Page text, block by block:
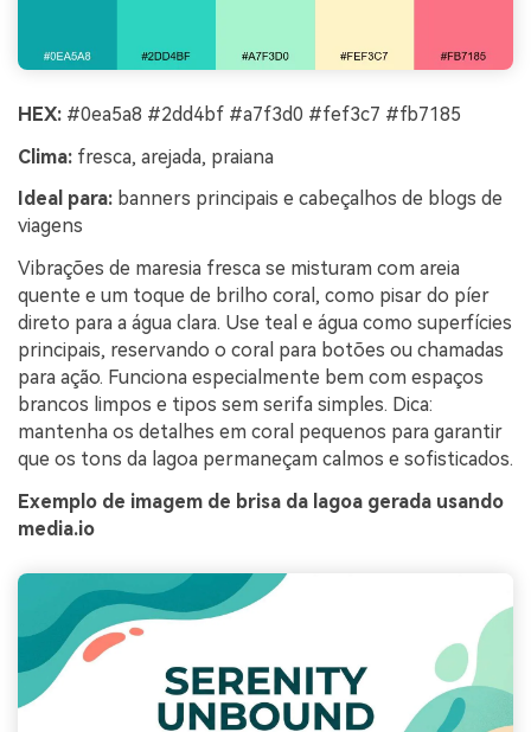
HEX: #0ea5a8 #2dd4bf #a7f3d0 #fef3c7 #fb7185
Clima: fresca, arejada, praiana
Ideal para: banners principais e cabeçalhos de blogs de
viagens
Vibrações de maresia fresca se misturam com areia
quente e um toque de brilho coral, como pisar do píer
direto para a água clara. Use teal e água como superfícies
principais, reservando o coral para botões ou chamadas
para ação. Funciona especialmente bem com espaços
brancos limpos e tipos sem serifa simples. Dica:
mantenha os detalhes em coral pequenos para garantir
que os tons da lagoa permaneçam calmos e sofisticados.
Exemplo de imagem de brisa da lagoa gerada usando
media.io